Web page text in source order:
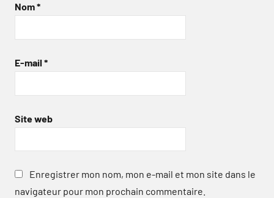
Nom*
E-mail *
Site web
Enregistrer mon nom, mon e-mail et mon site dans le
navigateur pour mon prochain commentaire.